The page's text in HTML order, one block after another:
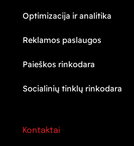
Optimizacija ir analitika
Reklamos paslaugos
Paieškos rinkodara
Socialinių tinklų rinkodara
Kontaktai